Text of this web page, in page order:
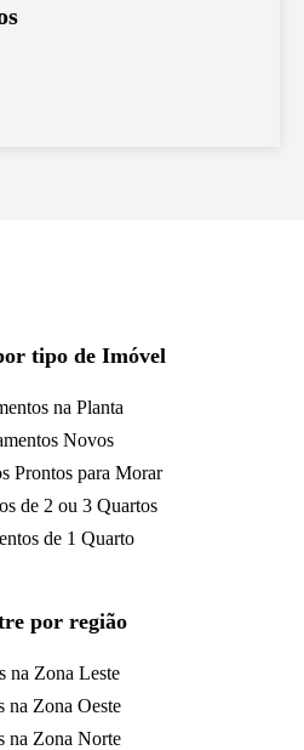
tipo de Imóvel
na Planta
Novos
Prontos para Morar
de 2 ou 3 Quartos
de 1 Quarto
por região
na Zona Leste
na Zona Oeste
na Zona Norte